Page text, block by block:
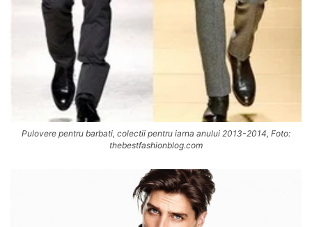
Pulovere pentru barbati, colectii pentru iarna anului 2013-2014, Foto:
thebestfashionblog.com